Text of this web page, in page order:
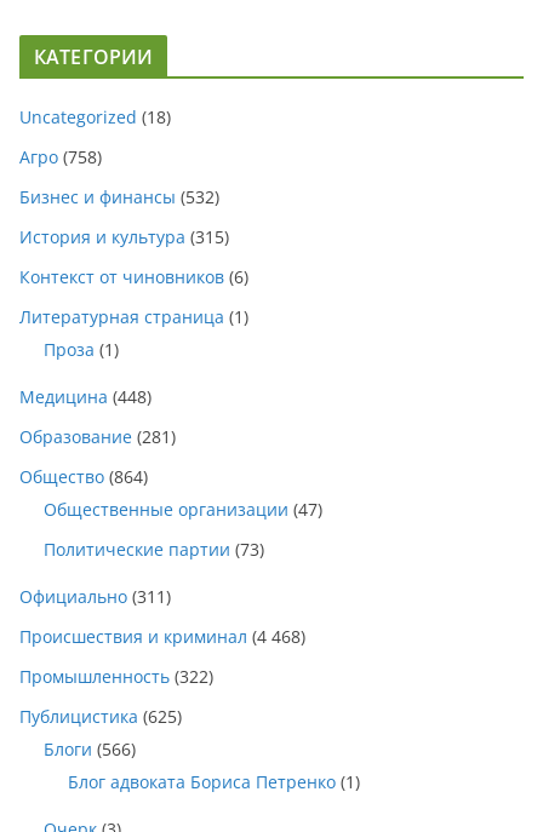
КАТЕГОРИИ
Uncategorized (18)
Агро (758)
Бизнес и финансы (532)
История и культура (315)
Контекст от чиновников (6)
Литературная страница (1)
Проза (1)
Медицина (448)
Образование (281)
Общество (864)
Общественные организации (47)
Политические партии (73)
Официально (311)
Происшествия и криминал (4 468)
Промышленность (322)
Публицистика (625)
Блоги (566)
Блог адвоката Бориса Петренко (1)